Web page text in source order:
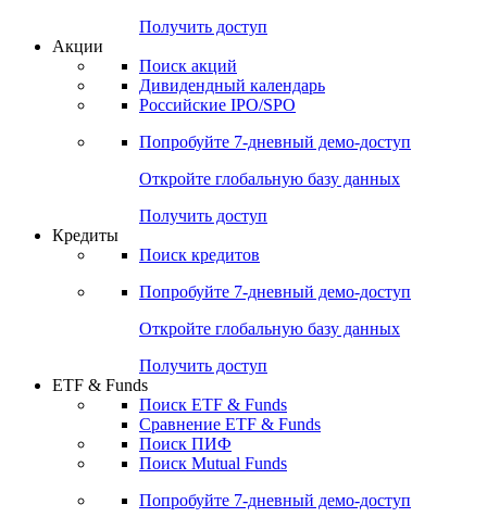
Получить доступ
Акции
Поиск акций
Дивидендный календарь
Российские IPO/SPO
Попробуйте 7-дневный демо-доступ
Откройте глобальную базу данных
Получить доступ
Кредиты
Поиск кредитов
Попробуйте 7-дневный демо-доступ
Откройте глобальную базу данных
Получить доступ
ETF & Funds
Поиск ETF & Funds
Сравнение ETF & Funds
Поиск ПИФ
Поиск Mutual Funds
Попробуйте 7-дневный демо-доступ